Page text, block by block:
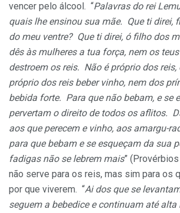
vencer pelo álcool. “Palavras do rei
quais lhe ensinou sua mãe. Que ti direi,
do meu ventre? Que ti direi, ó filho dos
dês às mulheres a tua força, nem os
destroem os reis. Não é próprio dos reis,
próprio dos reis beber vinho, nem dos
bebida forte. Para que não bebam, e se
pervertam o direito de todos os aflitos.
aos que perecem e vinho, aos amargu-
para que bebam e se esqueçam da sua
fadigas não se lebrem mais”
não serve para os reis, mas sim para os
por que viverem. “Ai dos que se
seguem a bebedice e continuam até alta